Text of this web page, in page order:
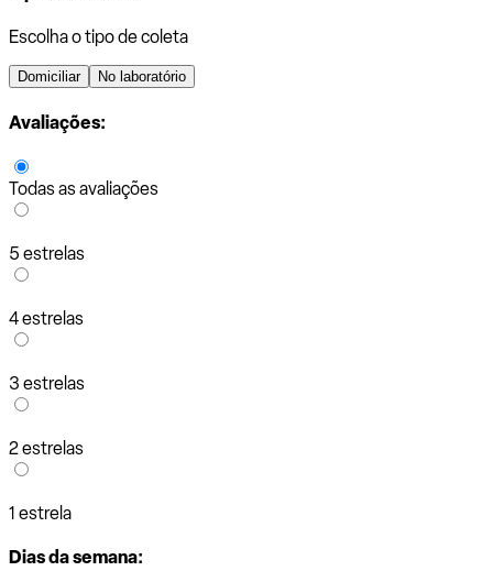
Escolha o tipo de coleta
Domiciliar No laboratório
Avaliações:
Todas as avaliações
5 estrelas
4 estrelas
3 estrelas
2 estrelas
1 estrela
Dias da semana: